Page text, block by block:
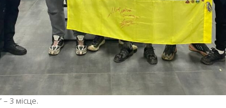
3 місце.